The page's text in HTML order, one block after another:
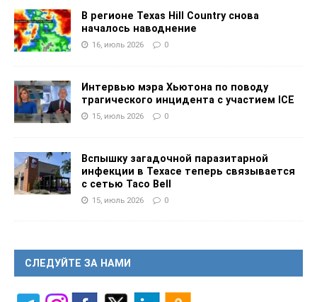
В регионе Texas Hill Country снова
началось наводнение
16, июль 2026 0
Интервью мэра Хьютона по поводу
трагического инцидента с участием ICE
15, июль 2026 0
Вспышку загадочной паразитарной
инфекции в Техасе теперь связывается
с сетью Taco Bell
15, июль 2026 0
СЛЕДУЙТЕ ЗА НАМИ